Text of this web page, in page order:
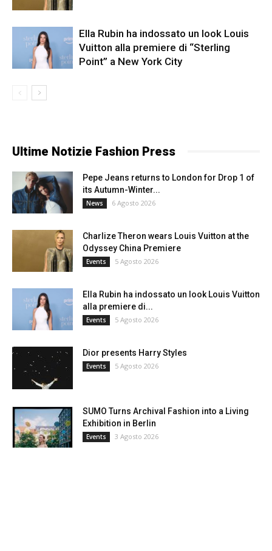
Ella Rubin ha indossato un look Louis
Vuitton alla premiere di “Sterling
Point” a New York City
Ultime Notizie Fashion Press
Pepe Jeans returns to London for Drop 1 of
its Autumn-Winter...
News 6 Agosto 2026
Charlize Theron wears Louis Vuitton at the
Odyssey China Premiere
Events 5 Agosto 2026
Ella Rubin ha indossato un look Louis Vuitton
alla premiere di...
Events 5 Agosto 2026
Dior presents Harry Styles
Events 5 Agosto 2026
SUMO Turns Archival Fashion into a Living
Exhibition in Berlin
Events 3 Agosto 2026